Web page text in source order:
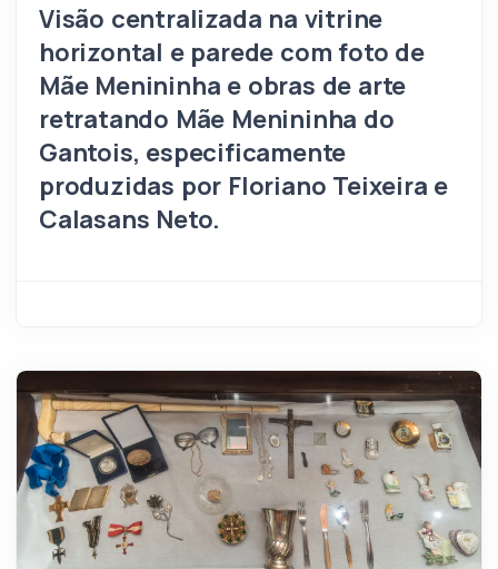
Visão centralizada na vitrine
horizontal e parede com foto de
Mãe Menininha e obras de arte
retratando Mãe Menininha do
Gantois, especificamente
produzidas por Floriano Teixeira e
Calasans Neto.